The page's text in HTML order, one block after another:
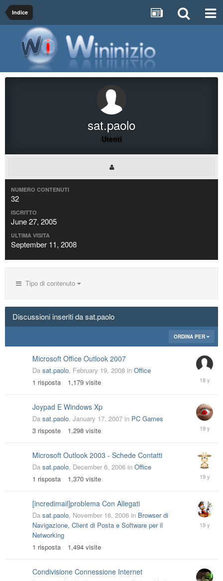
Indice
sat.paolo
Utenti
NUMERO CONTENUTI
32
ISCRITTO
June 27, 2005
ULTIMA VISITA
September 11, 2008
Tipo di contenuto
Discussioni inseriti da sat.paolo
ORDINA PER
Microsoft Office Outlook 2007
Da sat.paolo, February 19, 2008 in Office
1 risposta 1,179 visite
February
20,
Joypad E Windows Xp
Da sat.paolo, January 17, 2007 in PC Games
3 risposte 1,298 visite
January
21,
Microsoft Outlook 2003 - Schede Contatti
Da sat.paolo, December 6, 2006 in Office
1 risposta 1,370 visite
6,
[incredimail]problema Con Allegati
Da sat.paolo, November 16, 2006 in Browser di
Navigazione, Client di Posta e Software per il
Networking
1 risposta 1,494 visite
16,
Condivisione Connessione Internet